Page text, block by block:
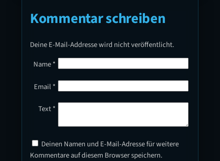
Kommentar schreiben
Deine E-Mail-Addresse wird nicht veröffentlicht.
Name*
Email *
Text*
Deinen Namen und E-Mail-Adresse für weitere
Kommentare auf diesem Browser speichern.